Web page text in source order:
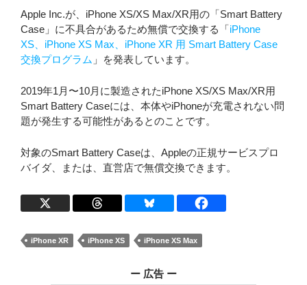
Apple Inc.が、iPhone XS/XS Max/XR用の「Smart Battery
Case」に不具合があるため無償で交換する「iPhone
XS、iPhone XS Max、iPhone XR 用 Smart Battery Case
交換プログラム 」を発表しています。
2019年1月〜10月に製造されたiPhone XS/XS Max/XR用
Smart Battery Caseには、本体やiPhoneが充電されない問
題が発生する可能性があるとのことです。
対象のSmart Battery Caseは、Appleの正規サービスプロ
バイダ、または、直営店で無償交換できます。
iPhone XR iPhone XS iPhone XS Max
ー 広告 ー